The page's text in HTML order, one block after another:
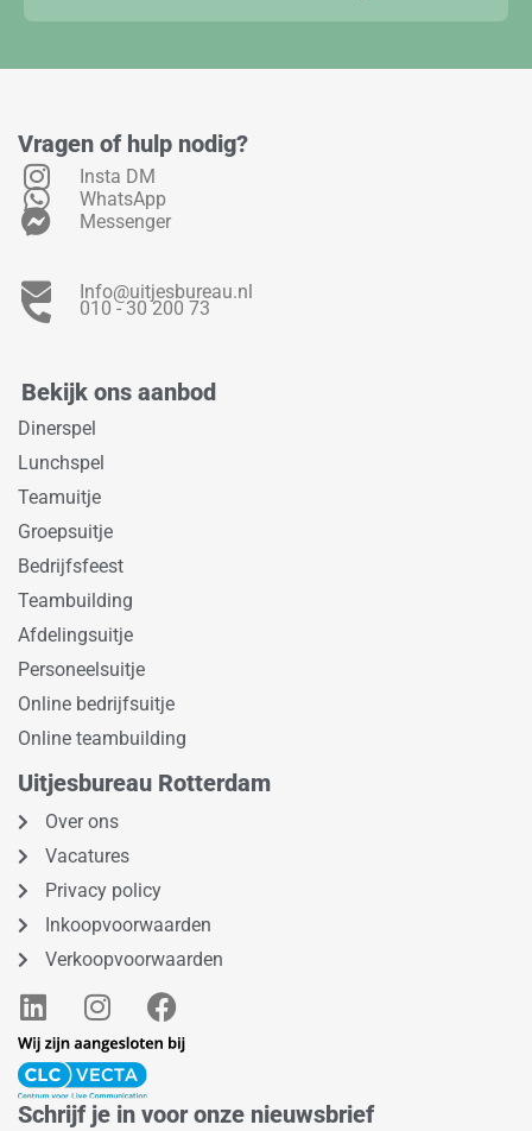
Vragen of hulp nodig?
Insta DM
WhatsApp
Messenger
Info@uitjesbureau.nl
010 - 30 200 73
Bekijk ons aanbod
Dinerspel
Lunchspel
Teamuitje
Groepsuitje
Bedrijfsfeest
Teambuilding
Afdelingsuitje
Personeelsuitje
Online bedrijfsuitje
Online teambuilding
Uitjesbureau Rotterdam
Over ons
Vacatures
Privacy policy
Inkoopvoorwaarden
Verkoopvoorwaarden
L
i
n
k
e
I
n
s
t
a
F
a
c
b
Schrijf je in voor onze nieuwsbrief